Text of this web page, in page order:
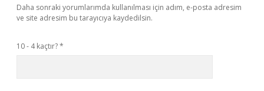
Daha sonraki yorumlarımda kullanılması için adım, e-posta adresim
ve site adresim bu tarayıcıya kaydedilsin.
10 - 4 kaçtır?*